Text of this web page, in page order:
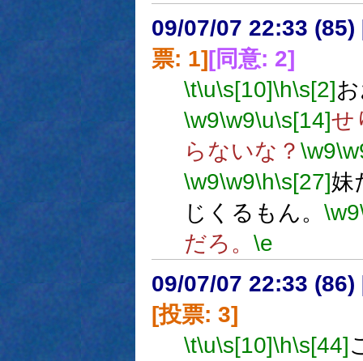
09/07/07 22:33 (85)
票: 1][同意: 2]
\t\u\s[10]\h\s[2]
\w9\w9\u\s[14]せ
らないな？ \w9
\w9\w9\h\s[27]妹
じくるもん。 \w9
だろ。 \e
09/07/07 22:33 (86)
[投票: 3]
\t\u\s[10]\h\s[44]